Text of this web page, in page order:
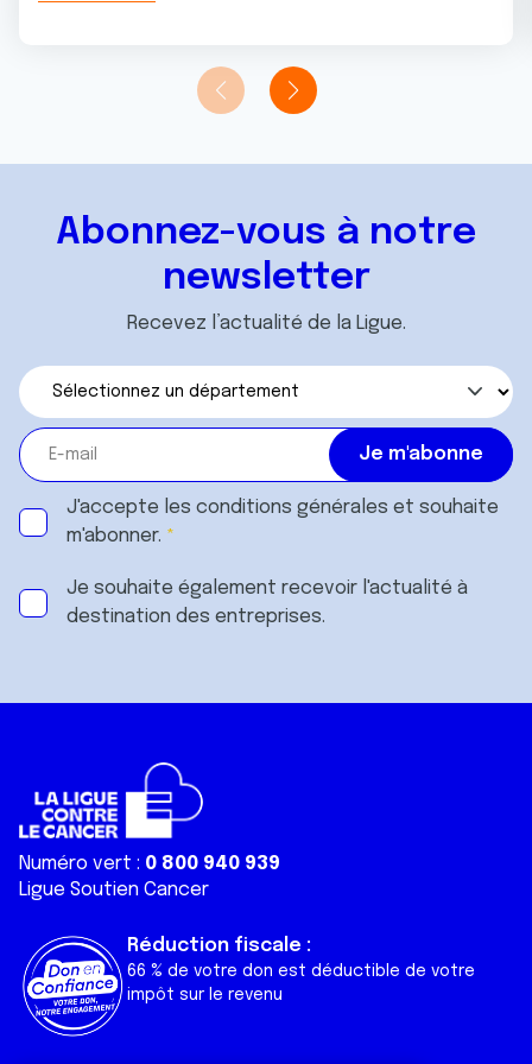
Abonnez-vous à notre
newsletter
Recevez l’actualité de la Ligue.
J'accepte les conditions générales et souhaite
m'abonner.
Je souhaite également recevoir l'actualité à
destination des entreprises.
Numéro vert : 0 800 940 939
Ligue Soutien Cancer
Réduction fiscale :
66 % de votre don est déductible de votre
impôt sur le revenu